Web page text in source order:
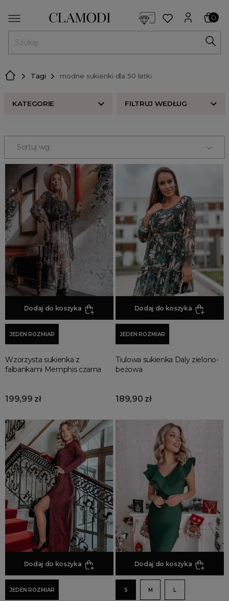
0
Tagi modne sukienki dla 50 latki
KATEGORIE FILTRUJ WEDŁUG
Bestsellery
Odzież damska
Buty damskie
Akcesoria
Premium
Strefa beauty
Promocja
Wyprzedaż
Summer sale
Bon podarunkowy
BACK TO SCHOOL
PREZENTY
ŚWIĘTA
PARTY
Najnowsze produkty
Spring sale
Złote produkty
Wiosenne Uroczystości
Letnie Uroczystości
Jesienne Uroczystości
Zimowe Uroczystości
HOT SALE
Produkty Tygodnia
Różowy Październik
Black Friday
Cyber Monday
Black Week
Wyprzedaż noworoczna
Sortuj wg:
Dodaj do koszyka
JEDEN ROZMIAR
Wzorzysta sukienka z
falbankami Memphis czarna
199,99 zł
Dodaj do koszyka
JEDEN ROZMIAR
Tiulowa sukienka Daly zielono-
beżowa
189,90 zł
Dodaj do koszyka
JEDEN ROZMIAR
Dodaj do koszyka
S M L